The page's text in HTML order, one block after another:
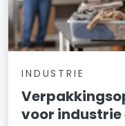
INDUSTRIE
voor industrie